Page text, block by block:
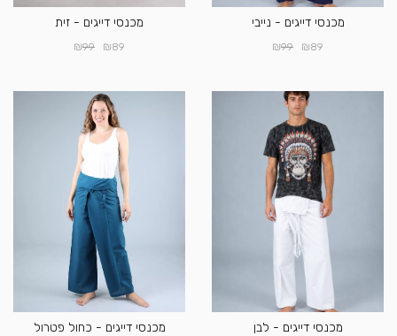
מכנסי דייגים - נייבי
₪89
₪99
מכנסי דייגים - זית
₪89
₪99
מכנסי דייגים - לבן מכנסי דייגים - כחול פטרול